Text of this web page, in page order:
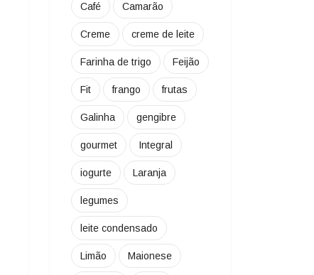
Café Camarão
Creme creme de leite
Farinha de trigo Feijão
Fit frango frutas
Galinha gengibre
gourmet Integral
iogurte Laranja
legumes
leite condensado
Limão Maionese